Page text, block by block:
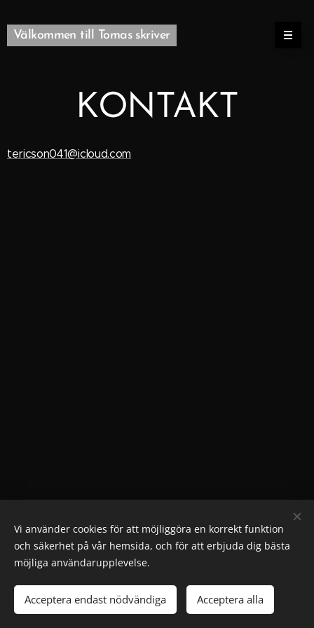
Välkommen till Tomas skriver
KONTAKT
tericson041@icloud.com
© 2024 ICE DEA. Skeppsbron 2, 111 30 Stockholm
Skapad medWebnode Cookies
Vi använder cookies för att möjliggöra en korrekt funktion
och säkerhet på vår hemsida, och för att erbjuda dig bästa
möjliga användarupplevelse.
Acceptera endast nödvändiga Acceptera alla